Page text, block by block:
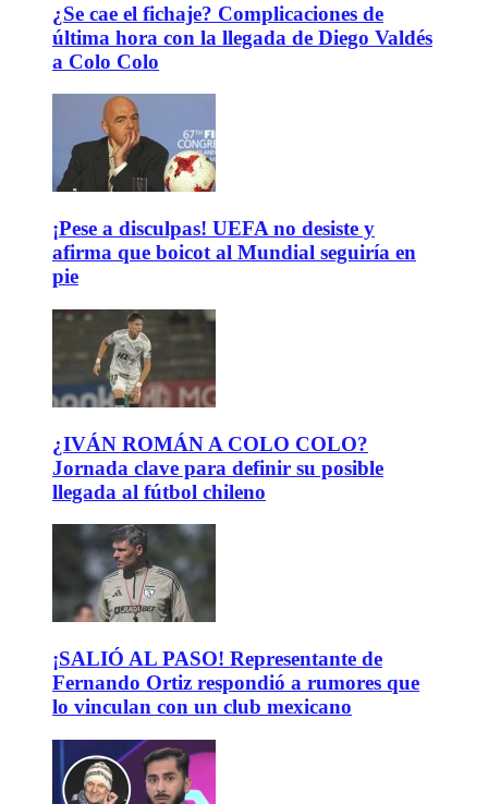
¿Se cae el fichaje? Complicaciones de
última hora con la llegada de Diego Valdés
a Colo Colo
¡Pese a disculpas! UEFA no desiste y
afirma que boicot al Mundial seguiría en
pie
¿IVÁN ROMÁN A COLO COLO?
Jornada clave para definir su posible
llegada al fútbol chileno
¡SALIÓ AL PASO! Representante de
Fernando Ortiz respondió a rumores que
lo vinculan con un club mexicano